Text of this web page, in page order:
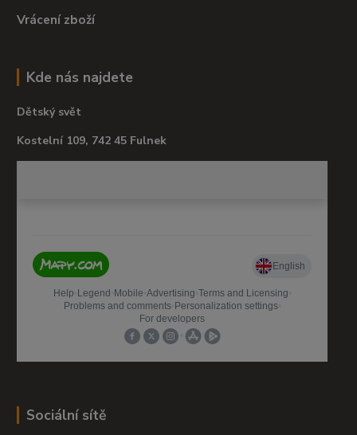
Vrácení zboží
Kde nás najdete
Dětský svět
Kostelní 109, 742 45 Fulnek
Sociální sítě